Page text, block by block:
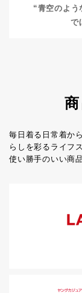
“青空のよう
で
毎日着る日常着か
らしを彩るライフ
使い勝手のいい商